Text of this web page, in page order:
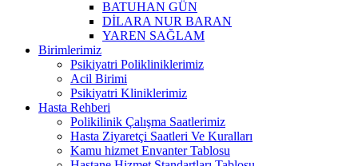
BATUHAN GÜN
DİLARA NUR BARAN
YAREN SAĞLAM
Birimlerimiz
Psikiyatri Polikliniklerimiz
Acil Birimi
Psikiyatri Kliniklerimiz
Hasta Rehberi
Polikilinik Çalışma Saatlerimiz
Hasta Ziyaretçi Saatleri Ve Kuralları
Kamu hizmet Envanter Tablosu